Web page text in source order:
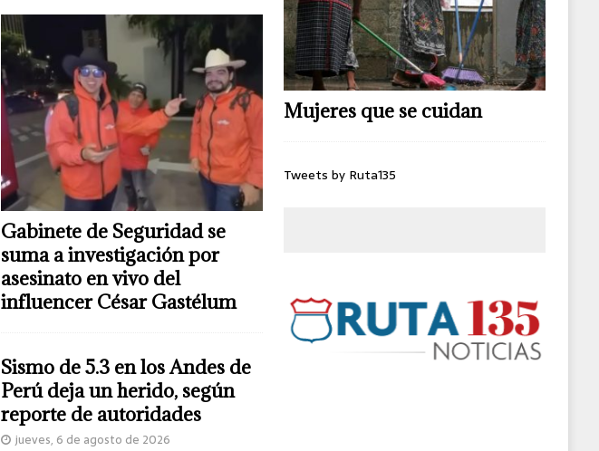
Gabinete de Seguridad se
suma a investigación por
asesinato en vivo del
influencer César Gastélum
Sismo de 5.3 en los Andes de
Perú deja un herido, según
reporte de autoridades
jueves, 6 de agosto de 2026
Mujeres que se cuidan
Tweets by Ruta135